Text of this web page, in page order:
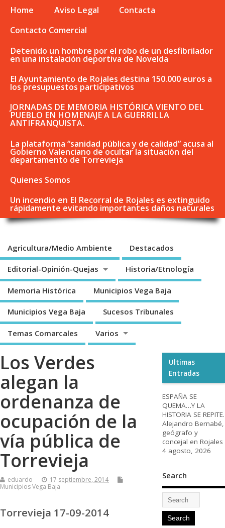
Home Aviso Legal
Contacta
Contacto Comercial
Detenido un hombre por el robo de un desfibrilador
en una instalación deportiva de Novelda
El Ayuntamiento de Rojales destina 150.000 euros a
los presupuestos participativos
JORNADAS DE MEMORIA HISTÓRICA VIENTO DEL
PUEBLO EN HOMENAJE A LA GUERRILLA
ANTIFRANQUISTA.
La plataforma “sanidad pública y de calidad” acusa al
Gobierno Valenciano de ocultar la situación del
departamento de Torrevieja
Quienes Somos
Un incendio en El Recorral de Rojales es extinguido
rápidamente evitando importantes daños naturales
Agricultura/Medio Ambiente Destacados
Editorial-Opinión-Quejas Historia/Etnología
Memoria Histórica Municipios Vega Baja
Municipios Vega Baja Sucesos Tribunales
Temas Comarcales Varios
Los Verdes
alegan la
ordenanza de
ocupación de la
vía pública de
Torrevieja
eduardo
17 septiembre, 2014
Municipios Vega Baja
Torrevieja 17-09-2014
Ultimas
Entradas
ESPAÑA SE
QUEMA…Y LA
HISTORIA SE REPITE.
Alejandro Bernabé,
geógrafo y
concejal en Rojales
4 agosto, 2026
Search